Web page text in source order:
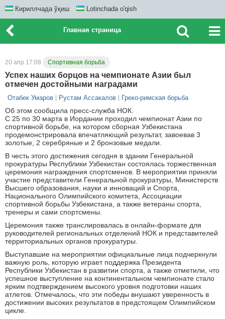
Кириллчада ўқиш Lotinchada o'qish
Главная страница
20 апр 17:08 Спортивная борьба
Успех наших борцов на чемпионате Азии был
отмечен достойными наградами
Отабек Умаров Рустам Ассакалов Греко-римская борьба
Об этом сообщила пресс-служба НОК.
С 25 по 30 марта в Иордании проходил чемпионат Азии по
спортивной борьбе, на котором сборная Узбекистана
продемонстрировала впечатляющий результат, завоевав 3
золотые, 2 серебряные и 2 бронзовые медали.
В честь этого достижения сегодня в здании Генеральной
прокуратуры Республики Узбекистан состоялась торжественная
церемония награждения спортсменов. В мероприятии приняли
участие представители Генеральной прокуратуры, Министерств
Высшего образования, науки и инноваций и Спорта,
Национального Олимпийского комитета, Ассоциации
спортивной борьбы Узбекистана, а также ветераны спорта,
тренеры и сами спортсмены.
Церемония также транслировалась в онлайн-формате для
руководителей региональных отделений НОК и представителей
территориальных органов прокуратуры.
Выступавшие на мероприятии официальные лица подчеркнули
важную роль, которую играет поддержка Президента
Республики Узбекистан в развитии спорта, а также отметили, что
успешное выступление на континентальном чемпионате стало
ярким подтверждением высокого уровня подготовки наших
атлетов. Отмечалось, что эти победы внушают уверенность в
достижении высоких результатов в предстоящем Олимпийском
цикле.